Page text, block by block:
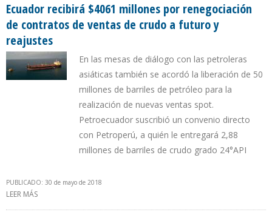
Ecuador recibirá $4061 millones por renegociación
de contratos de ventas de crudo a futuro y
reajustes
En las mesas de diálogo con las petroleras
asiáticas también se acordó la liberación de 50
millones de barriles de petróleo para la
realización de nuevas ventas spot.
Petroecuador suscribió un convenio directo
con Petroperú, a quién le entregará 2,88
millones de barriles de crudo grado 24°API
PUBLICADO: 30 de mayo de 2018
LEER MÁS